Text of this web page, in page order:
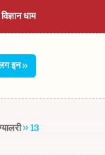
धाम
इन
13